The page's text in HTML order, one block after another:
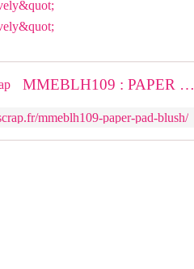
MMEBLH109 : PAPER PAD BLUSH Fée Du Scrap
mmeblh109-paper-pad-blush/